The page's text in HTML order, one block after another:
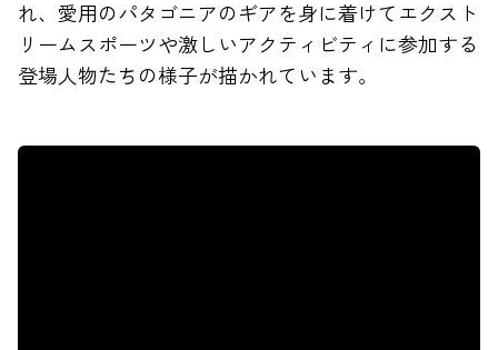
れ、愛用のパタゴニアのギアを身に着けてエクスト
リームスポーツや激しいアクティビティに参加する
登場人物たちの様子が描かれています。